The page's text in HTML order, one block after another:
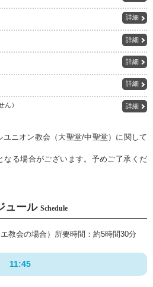
詳細
詳細
詳細
詳細
ん） 詳細
ニオン教会（大聖堂/中聖堂）に関して
る場合がございます。予めご了承くだ
ュール Schedule
教会の場合） 所要時間：約5時間30分
11:45